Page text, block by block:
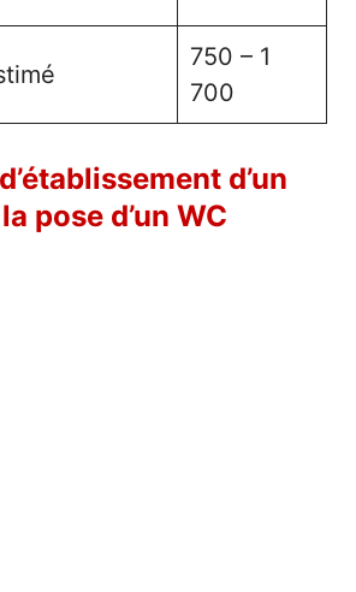
750 – 1
700
d’un
pose d’un WC